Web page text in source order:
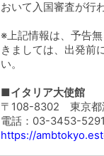
おいて入国審査が行
※上記情報は、予告
きましては、出発前
い。
■イタリア大使館
〒108-8302 東京都
電話：03-3453-
https://